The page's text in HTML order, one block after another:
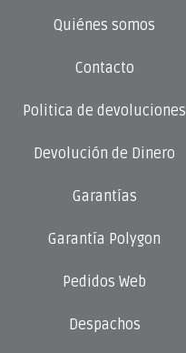
Quiénes somos
Contacto
Politica de devoluciones
Devolución de Dinero
Garantías
Garantía Polygon
Pedidos Web
Despachos